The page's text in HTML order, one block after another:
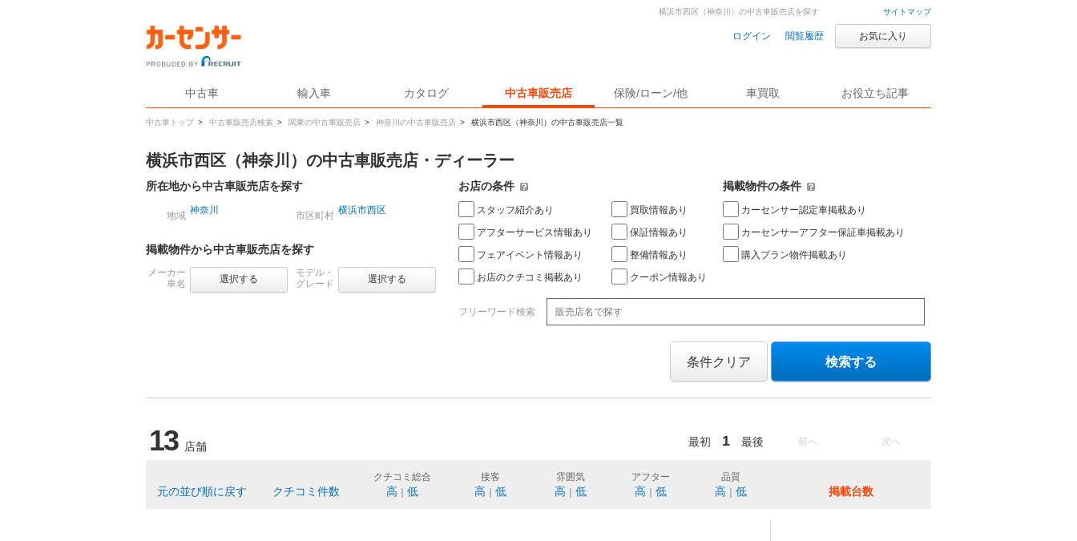
サイトマップ
ログイン 閲覧履歴 お気に入り
中古車 輸入車 カタログ 中古車販売店 保険/ローン/他 車買取 お役立ち記事
中古車トップ > 中古車販売店検索 > 関東の中古車販売店 > 神奈川の中古車販売店 > 横浜市西区（神奈川）の中古車販売店一覧
横浜市西区（神奈川）の中古車販売店を探す
横浜市西区（神奈川）の中古車販売店・ディーラー
所在地から中古車販売店を探す
地域 神奈川 市区町村 横浜市西区
掲載物件から中古車販売店を探す
メーカー
車名
選択する
モデル・
グレード
選択する
お店の条件
スタッフ紹介あり
アフターサービス情報あり
フェアイベント情報あり
お店のクチコミ掲載あり
買取情報あり
保証情報あり
整備情報あり
クーポン情報あり
掲載物件の条件
カーセンサー認定車掲載あり
カーセンサーアフター保証車掲載あり
購入プラン物件掲載あり
フリーワード検索
条件クリア 検索する
13 店舗 前へ 次へ
最初 1 最後
元の並び順に戻す クチコミ件数
クチコミ総合
高 低
接客
高 低
雰囲気
高 低
アフター
高 低
品質
高 低 掲載台数